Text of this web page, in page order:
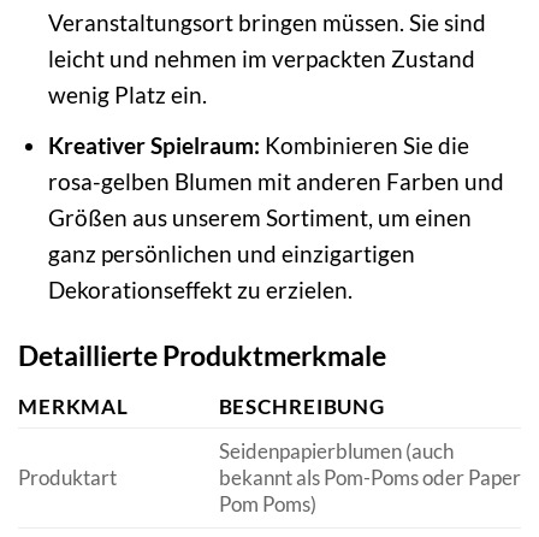
Veranstaltungsort bringen müssen. Sie sind
leicht und nehmen im verpackten Zustand
wenig Platz ein.
Kreativer Spielraum: Kombinieren Sie die
rosa-gelben Blumen mit anderen Farben und
Größen aus unserem Sortiment, um einen
ganz persönlichen und einzigartigen
Dekorationseffekt zu erzielen.
Detaillierte Produktmerkmale
MERKMAL BESCHREIBUNG
Produktart
Seidenpapierblumen (auch
bekannt als Pom-Poms oder Paper
Pom Poms)